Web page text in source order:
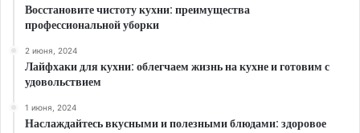
Восстановите чистоту кухни: преимущества
профессиональной уборки
2 июня, 2024
Лайфхаки для кухни: облегчаем жизнь на кухне и готовим с
удовольствием
1 июня, 2024
Наслаждайтесь вкусными и полезными блюдами: здоровое